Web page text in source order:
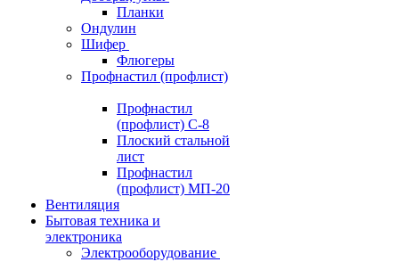
Планки
Ондулин
Шифер
Флюгеры
Профнастил (профлист)
Профнастил
(профлист) С-8
Плоский стальной
лист
Профнастил
(профлист) МП-20
Вентиляция
Бытовая техника и
электроника
Электрооборудование